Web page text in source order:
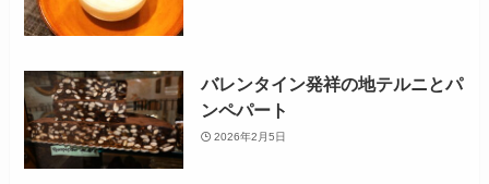
バレンタイン発祥の地テルニとパ
ンペパート
2026年2月5日